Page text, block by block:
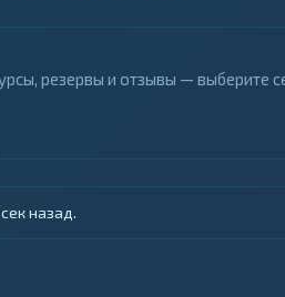
резервы и отзывы — выберите
назад.